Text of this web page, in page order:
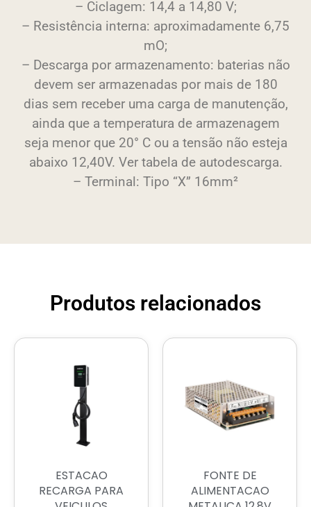
– Ciclagem: 14,4 a 14,80 V;
– Resistência interna: aproximadamente 6,75
mO;
– Descarga por armazenamento: baterias não
devem ser armazenadas por mais de 180
dias sem receber uma carga de manutenção,
ainda que a temperatura de armazenagem
seja menor que 20° C ou a tensão não esteja
abaixo 12,40V. Ver tabela de autodescarga.
– Terminal: Tipo “X” 16mm²
Produtos relacionados
ESTACAO
RECARGA PARA
FONTE DE
ALIMENTACAO